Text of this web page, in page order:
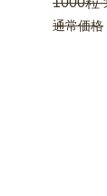
通常価格